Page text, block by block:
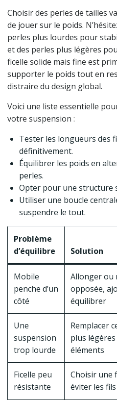
Choisir des perles de tailles
de jouer sur le poids.
perles plus lourdes pour
et des perles plus légères
ficelle solide mais fine est
supporter le poids tout en
distraire du design global.
Voici une liste essentielle
votre suspension :
Tester les longueurs des
définitivement.
Équilibrer les poids en
perles.
Opter pour une structure
Utiliser une boucle
suspendre le tout.
Problème
d’équilibre
Solution
Mobile
penche d’un
côté
Allonger ou
opposée,
équilibrer
Une
suspension
trop lourde
Remplacer
plus
éléments
Ficelle peu
résistante
Choisir une
éviter les